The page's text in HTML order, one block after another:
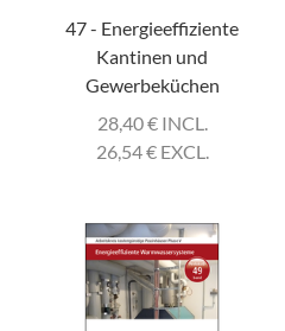
47 - Energieeffiziente
Kantinen und
Gewerbeküchen
28,40€INCL.
26,54€EXCL.